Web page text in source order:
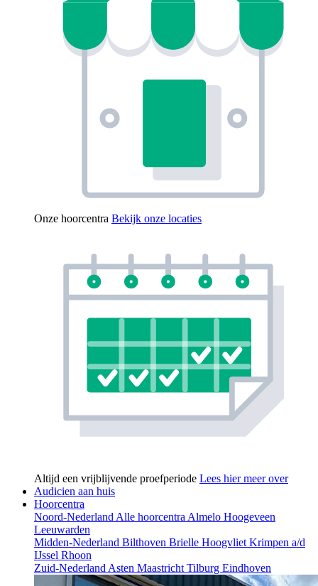
Onze hoorcentra Bekijk onze locaties
Altijd een vrijblijvende proefperiode Lees hier meer over
Audicien aan huis
Hoorcentra
Noord-NederlandAlle hoorcentraAlmelo Hoogeveen
Leeuwarden
Midden-Nederland Bilthoven Brielle HoogvlietKrimpen a/d
IJssel Rhoon
Zuid-NederlandAsten MaastrichtTilburg Eindhoven